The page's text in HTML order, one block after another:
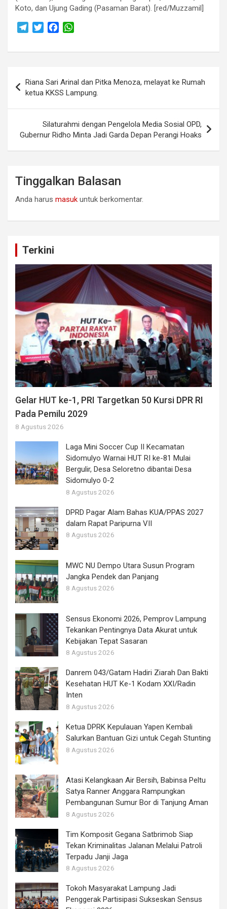
Koto, dan Ujung Gading (Pasaman Barat). [red/Muzzamil]
l
r
a
i
e
r
c
o
o
a
A
p
pos
Riana Sari Arinal dan Pitka Menoza, melayat ke Rumah
ketua KKSS Lampung.
Silaturahmi dengan Pengelola Media Sosial OPD,
Gubernur Ridho Minta Jadi Garda Depan Perangi Hoaks
Tinggalkan Balasan
Anda harus masuk untuk berkomentar.
Terkini
Gelar HUT ke-1, PRI Targetkan 50 Kursi DPR RI
Pada Pemilu 2029
8 Agustus 2026
Laga Mini Soccer Cup II Kecamatan
Sidomulyo Warnai HUT RI ke-81 Mulai
Bergulir, Desa Seloretno dibantai Desa
Sidomulyo 0-2
8 Agustus 2026
DPRD Pagar Alam Bahas KUA/PPAS 2027
dalam Rapat Paripurna VII
8 Agustus 2026
MWC NU Dempo Utara Susun Program
Jangka Pendek dan Panjang
8 Agustus 2026
Sensus Ekonomi 2026, Pemprov Lampung
Tekankan Pentingnya Data Akurat untuk
Kebijakan Tepat Sasaran
8 Agustus 2026
Danrem 043/Gatam Hadiri Ziarah Dan Bakti
Kesehatan HUT Ke-1 Kodam XXI/Radin
Inten
8 Agustus 2026
Ketua DPRK Kepulauan Yapen Kembali
Salurkan Bantuan Gizi untuk Cegah Stunting
8 Agustus 2026
Atasi Kelangkaan Air Bersih, Babinsa Peltu
Satya Ranner Anggara Rampungkan
Pembangunan Sumur Bor di Tanjung Aman
8 Agustus 2026
Tim Komposit Gegana Satbrimob Siap
Tekan Kriminalitas Jalanan Melalui Patroli
Terpadu Janji Jaga
8 Agustus 2026
Tokoh Masyarakat Lampung Jadi
Penggerak Partisipasi Sukseskan Sensus